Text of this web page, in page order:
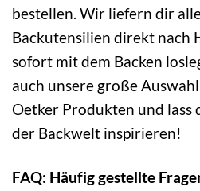
bestellen. Wir liefern dir
Backutensilien direkt nach
sofort mit dem Backen
auch unsere große
Oetker Produkten und lass
der Backwelt inspirieren!
FAQ: Häufig gestellte